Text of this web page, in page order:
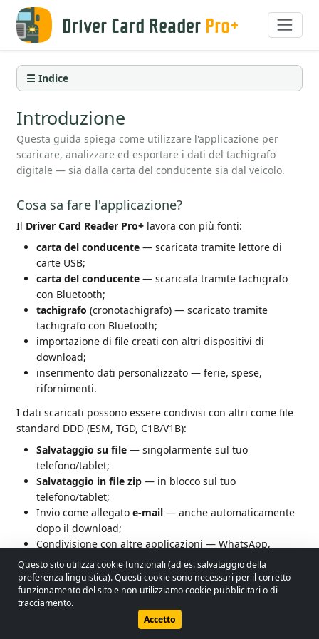
Driver Card Reader Pro+
☰ Indice
Introduzione
Questa guida spiega come utilizzare l'applicazione per
scaricare, analizzare ed esportare i dati del tachigrafo
digitale — sia dalla carta del conducente sia dal veicolo.
Cosa sa fare l'applicazione?
Il Driver Card Reader Pro+ lavora con più fonti:
carta del conducente — scaricata tramite lettore di
carte USB;
carta del conducente — scaricata tramite tachigrafo
con Bluetooth;
tachigrafo (cronotachigrafo) — scaricato tramite
tachigrafo con Bluetooth;
importazione di file creati con altri dispositivi di
download;
inserimento dati personalizzato — ferie, spese,
rifornimenti.
I dati scaricati possono essere condivisi con altri come file
standard DDD (ESM, TGD, C1B/V1B):
Salvataggio su file — singolarmente sul tuo
telefono/tablet;
Salvataggio in file zip — in blocco sul tuo
telefono/tablet;
Invio come allegatoe-mail — anche automaticamente
dopo il download;
Condivisione con altre applicazioni — WhatsApp,
Messenger, Viber, Google Drive, ...
Per aprire i file condivisi con i metodi sopra descritti su altri
dispositivi sarà necessario un programma apposito.
© 2026 - Lobol Team• lobolteam@gmail.com
Informativa sulla privacy
Questo sito utilizza cookie funzionali (ad es. salvataggio della
preferenza linguistica). Questi cookie sono necessari per il corretto
funzionamento del sito e non utilizziamo cookie pubblicitari o di
tracciamento.
Accetto